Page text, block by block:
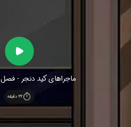
ماجراهای کید دنجر - فصل 1 قسمت 1و2
22 دقیقه